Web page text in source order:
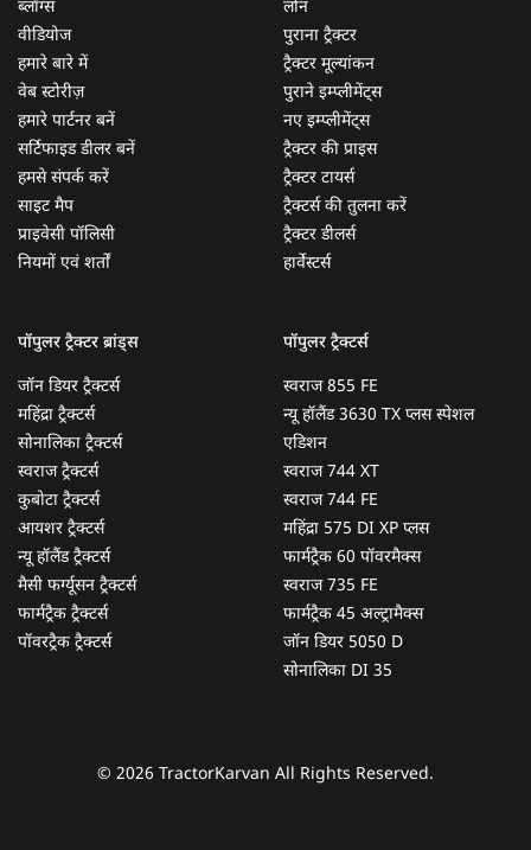
ब्लॉग्स
वीडियोज
हमारे बारे में
वेब स्टोरीज़
हमारे पार्टनर बनें
सर्टिफाइड डीलर बनें
हमसे संपर्क करें
साइट मैप
प्राइवेसी पॉलिसी
नियमों एवं शर्तों
लोन
पुराना ट्रैक्टर
ट्रैक्टर मूल्यांकन
पुराने इम्प्लीमेंट्स
नए इम्प्लीमेंट्स
ट्रैक्टर की प्राइस
ट्रैक्टर टायर्स
ट्रैक्टर्स की तुलना करें
ट्रैक्टर डीलर्स
हार्वेस्टर्स
पॉपुलर ट्रैक्टर ब्रांड्स
जॉन डियर ट्रैक्टर्स
महिंद्रा ट्रैक्टर्स
सोनालिका ट्रैक्टर्स
स्वराज ट्रैक्टर्स
कुबोटा ट्रैक्टर्स
आयशर ट्रैक्टर्स
न्यू हॉलैंड ट्रैक्टर्स
मैसी फर्ग्यूसन ट्रैक्टर्स
फार्मट्रैक ट्रैक्टर्स
पॉवरट्रैक ट्रैक्टर्स
पॉपुलर ट्रैक्टर्स
स्वराज 855 FE
न्यू हॉलैंड 3630 TX प्लस स्पेशल
एडिशन
स्वराज 744 XT
स्वराज 744 FE
महिंद्रा 575 DI XP प्लस
फार्मट्रैक 60 पॉवरमैक्स
स्वराज 735 FE
फार्मट्रैक 45 अल्ट्रामैक्स
जॉन डियर 5050 D
सोनालिका DI 35
© 2026 TractorKarvan All Rights Reserved.